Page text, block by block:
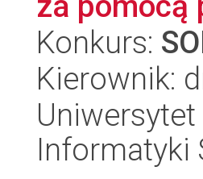
Konkurs:
Kierownik:
Informatyki